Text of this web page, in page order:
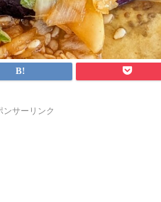
ンサーリンク